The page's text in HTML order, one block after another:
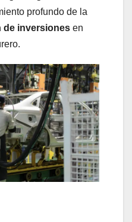
profundo de la
de inversiones en